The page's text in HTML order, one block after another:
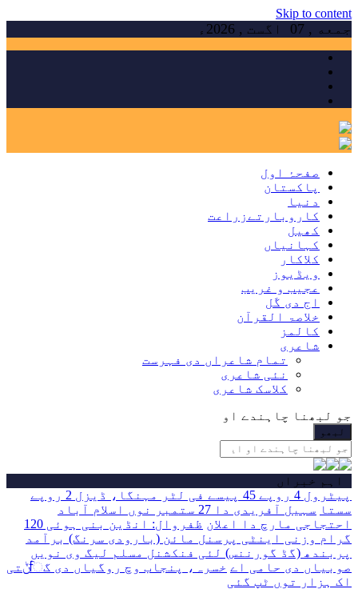
Skip to content
جمعه , 07 اگست , 2026ء
صفحۂ اول
پاکستان
دنیا
کاروبارتےزراعت
کھیل
کہانیاں
کلاکار
ویڈیوز
عجیب و غریب
اج دی گَل
خلاصۃ القرآن
کالمز
شاعری
تمام شاعراں دی فہرست
نئی شاعری
کلاسک شاعری
جو لبھنا چاہندے او
اہم خبراں
پیٹرول 4 روپے 45 پیسے فی لٹر مہنگا، ڈیزل 2 روپے
سستا
سہیل آفریدی دا 27 ستمبر نوں اسلام آباد
احتجاجی مارچ دا اعلان
ظفروال: انڈین بنی ہوئی 120
گرام وزنی اینٹی پرسنل مائن (بارودی سرنگ) برآمد
پربندھ (گڈ گورننس) لئی فنکشنل مسلم لیگ وی نویں
صوبیاں دی حامی اے
خسرہ، پنجاب وچ روگیاں دی گਿݨتی
اک ہزار توں ٹپ گئی